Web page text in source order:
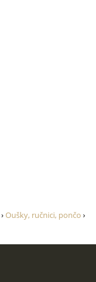
›Oušky, ručnici, pončo ›